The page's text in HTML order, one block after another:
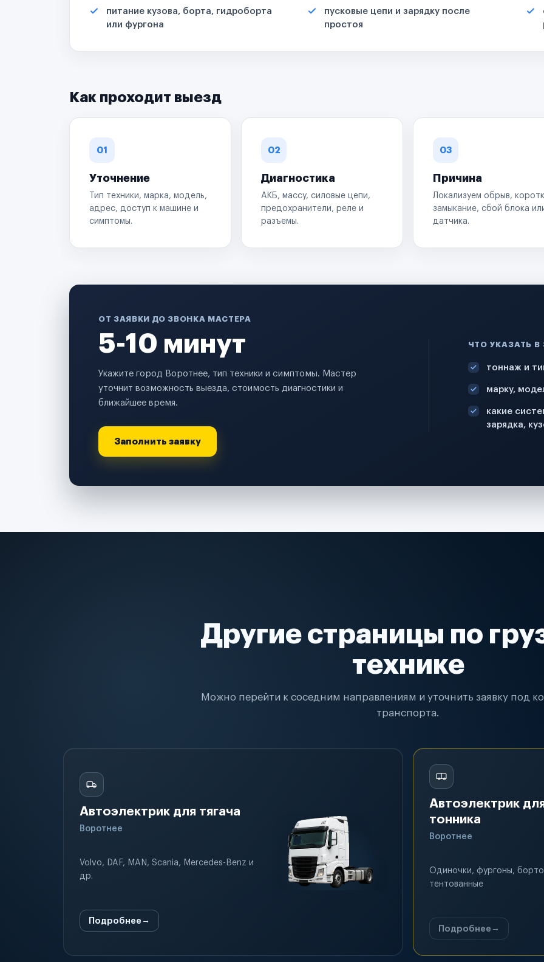
питание кузова, борта, гидроборта
или фургона
пусковые цепи и зарядку после
простоя
Как проходит выезд
01
Уточнение
Тип техники, марка, модель,
адрес, доступ к машине и
симптомы.
02
Диагностика
АКБ, массу, силовые цепи,
предохранители, реле и
разъемы.
03
Причина
Локализуем обрыв,
замыкание, сбой блока
датчика.
ОТ ЗАЯВКИ ДО ЗВОНКА МАСТЕРА
5-10 минут
Укажите город Воротнее, тип техники и симптомы. Мастер
уточнит возможность выезда, стоимость диагностики и
ближайшее время.
Заполнить заявку
ЧТО УКАЗАТЬ В
тоннаж и
марку,
какие
зарядка,
Другие страницы по
технике
Можно перейти к соседним направлениям и уточнить заявку под
транспорта.
Автоэлектрик для тягача
Воротнее
Volvo, DAF, MAN, Scania, Mercedes-Benz и
др.
Подробнее
Автоэлектрик
тонника
Воротнее
Одиночки, фургоны,
тентованные
Подробнее